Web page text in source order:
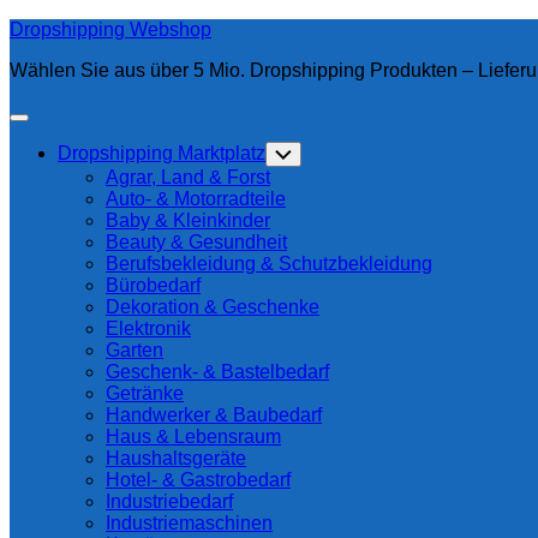
Skip
content
Dropshipping Webshop
Wählen Sie aus über 5 Mio. Dropshipping Produkten –
Expand
Dropshipping Marktplatz Toggle
Child
Agrar, Land & Forst
Auto- & Motorradteile
Baby & Kleinkinder
Beauty & Gesundheit
Berufsbekleidung & Schutzbekleidung
Bürobedarf
Dekoration & Geschenke
Elektronik
Garten
Geschenk- & Bastelbedarf
Getränke
Handwerker & Baubedarf
Haus & Lebensraum
Haushaltsgeräte
Hotel- & Gastrobedarf
Industriebedarf
Industriemaschinen